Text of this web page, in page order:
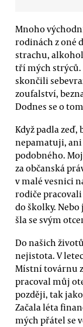
Mnoho
rodinách z oné
strachu,
tří mých strýců.
skončili
zoufalství,
Dodnes se o
Když padla zeď,
nepamatuji, ani
podobného.
za občanská
v malé vesnici
rodiče pracovali
do školky.
šla se svým
Do našich
nejistota. V
Místní továrnu
pracoval můj
později, tak
Začala léta
mých přátel se